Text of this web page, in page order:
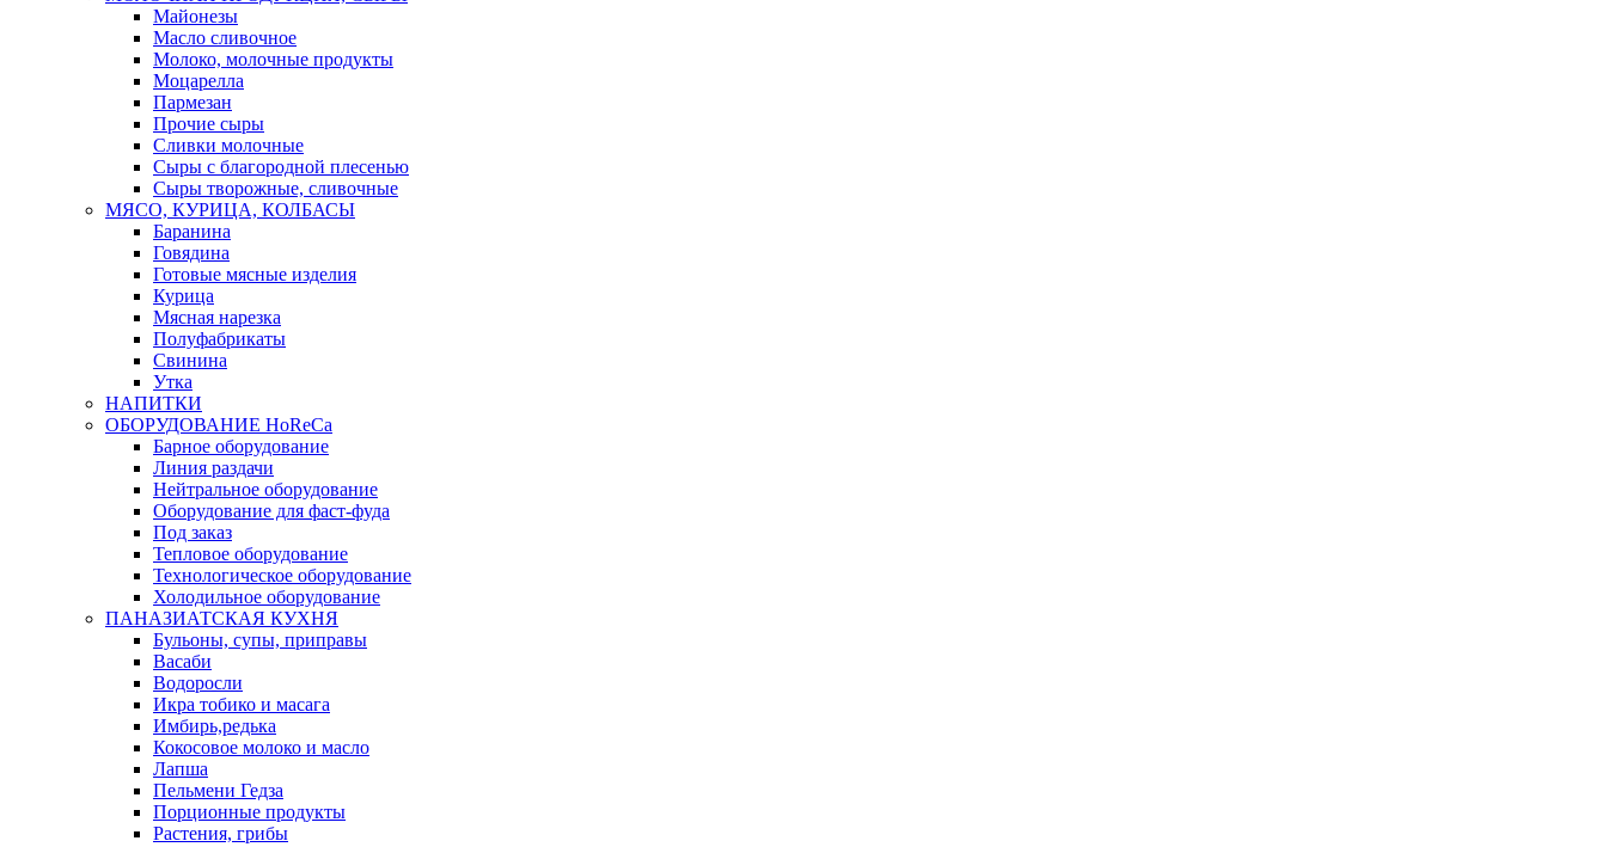
Майонезы
Масло сливочное
Молоко, молочные продукты
Моцарелла
Пармезан
Прочие сыры
Сливки молочные
Сыры с благородной плесенью
Сыры творожные, сливочные
МЯСО, КУРИЦА, КОЛБАСЫ
Баранина
Говядина
Готовые мясные изделия
Курица
Мясная нарезка
Полуфабрикаты
Свинина
Утка
НАПИТКИ
ОБОРУДОВАНИЕ HoReCa
Барное оборудование
Линия раздачи
Нейтральное оборудование
Оборудование для фаст-фуда
Под заказ
Тепловое оборудование
Технологическое оборудование
Холодильное оборудование
ПАНАЗИАТСКАЯ КУХНЯ
Бульоны, супы, приправы
Васаби
Водоросли
Икра тобико и масага
Имбирь,редька
Кокосовое молоко и масло
Лапша
Пельмени Гедза
Порционные продукты
Растения, грибы